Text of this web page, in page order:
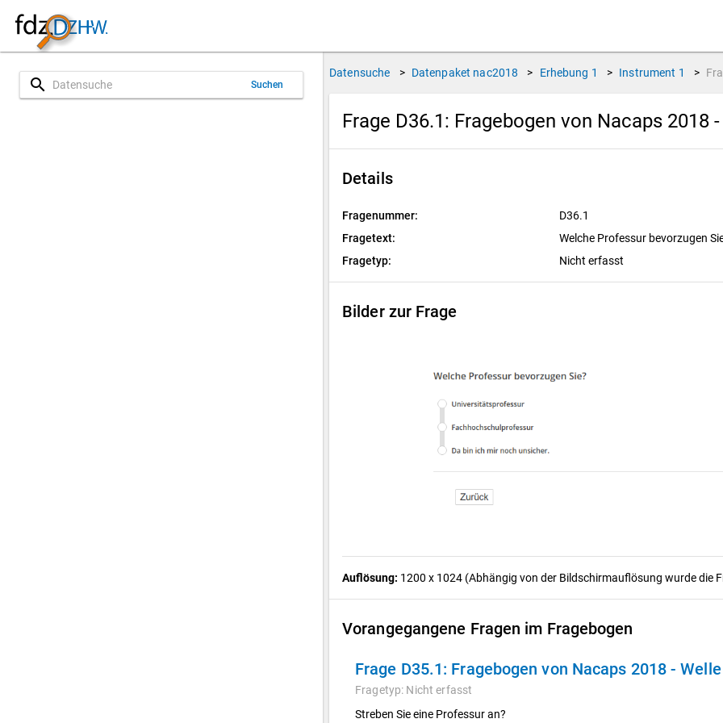
search Suchen
Datensuche > Datenpaket nac2018 > Erhebung 1 > Instrument 1 >
Frage D36.1: Fragebogen von Nacaps 2018 -
Details
Fragenummer:
D36.1
Fragetext:
Welche Professur bevorzugen
Fragetyp:
Nicht erfasst
Bilder zur Frage
Auflösung: 1200 x 1024 (Abhängig von der Bildschirmauflösung wurde die
Vorangegangene Fragen im Fragebogen
Frage D35.1: Fragebogen von Nacaps 2018 - Welle
Fragetyp: Nicht erfasst
Streben Sie eine Professur an?